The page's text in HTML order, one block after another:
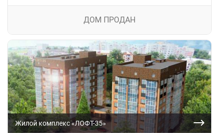
ДОМ ПРОДАН
Жилой комплекс «ЛОФТ-35»